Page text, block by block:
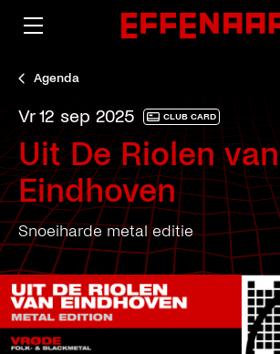
Agenda
vr 12 sep 2025 CLUB CARD
Uit De Riolen van
Eindhoven
Snoeiharde metal editie